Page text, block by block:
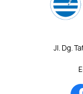
Jl. Dg.